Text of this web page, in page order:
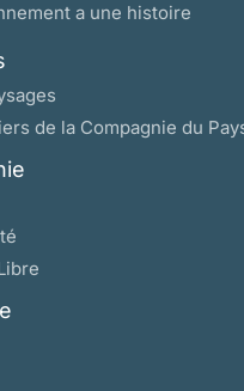
a une histoire
de la Compagnie du